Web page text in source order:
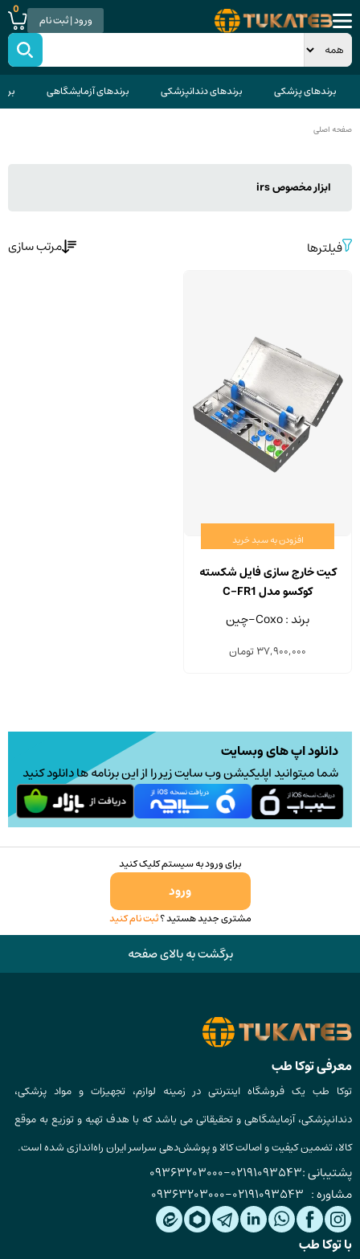
ورود | ثبت نام
0
برندهای پزشکی برندهای دندانپزشکی برندهای آزمایشگاهی
صفحه اصلی
ابزار مخصوص irs
فیلترها مرتب سازی
افزودن به سبد خرید
کیت خارج سازی فایل شکسته
کوکسو مدل C-FR1
برند : Coxo-چین
37,900,000تومان
دانلود اپ های وبسایت
شما میتوانید اپلیکیشن وب سایت زیر را از این برنامه ها دانلود کنید
برای ورود به سیستم کلیک کنید
ورود
مشتری جدید هستید ؟ثبت نام کنید
برگشت به بالای صفحه
معرفی توکا طب
توکا طب یک فروشگاه اینترنتی در زمینه لوازم، تجهیزات و مواد پزشکی،
دندانپزشکی، آزمایشگاهی و تحقیقاتی می باشد که با هدف تهیه و توزیع به موقع
کالا، تضمین کیفیت و اصالت کالا و پوشش‌دهی سراسر ایران راه‌اندازی شده است.
پشتیبانی :02191093543
-
09363203000
مشاوره : 02191093543
-
09363203000
با توکا طب